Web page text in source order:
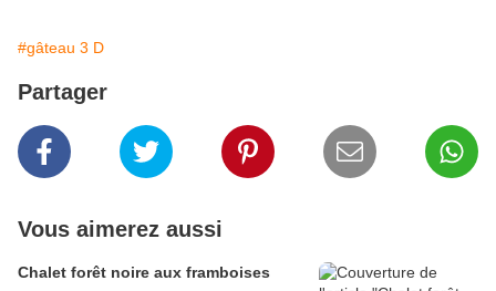
#gâteau 3 D
Partager
Vous aimerez aussi
Chalet forêt noire aux framboises